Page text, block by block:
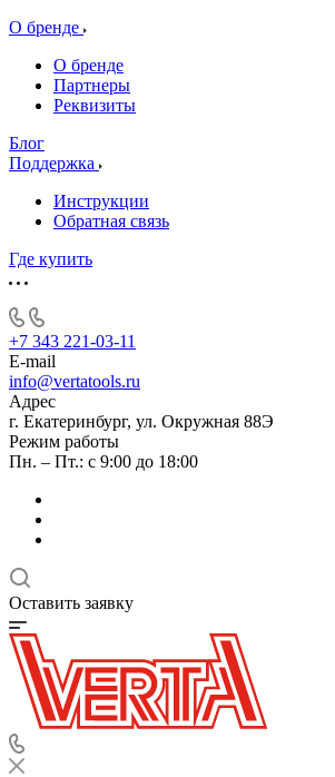
О бренде
О бренде
Партнеры
Реквизиты
Блог
Поддержка
Инструкции
Обратная связь
Где купить
+7 343 221-03-11
E-mail
info@vertatools.ru
Адрес
г. Екатеринбург, ул. Окружная 88Э
Режим работы
Пн. – Пт.: с 9:00 до 18:00
Оставить заявку